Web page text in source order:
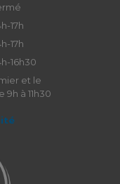
17h
17h
16h30
et le
à 11h30